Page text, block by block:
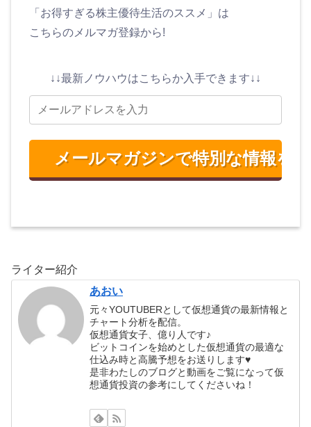
「お得すぎる株主優待生活のススメ」は
こちらのメルマガ登録から!
↓↓最新ノウハウはこちらか入手できます↓↓
ライター紹介
あおい
元々YOUTUBERとして仮想通貨の最新情報と
チャート分析を配信。
仮想通貨女子、億り人です♪
ビットコインを始めとした仮想通貨の最適な
仕込み時と高騰予想をお送りします♥
是非わたしのブログと動画をご覧になって仮
想通貨投資の参考にしてくださいね！